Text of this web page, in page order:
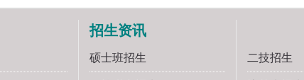
招生资讯
硕士班招生 二技招生